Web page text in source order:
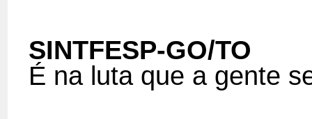
SINTFESP-GO/TO
É na luta que a gente